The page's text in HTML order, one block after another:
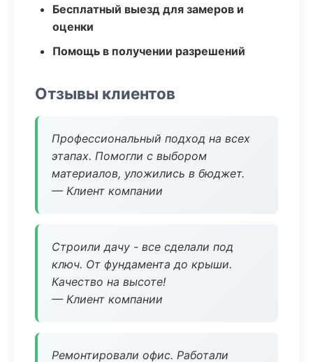
Бесплатный выезд для замеров и
оценки
Помощь в получении разрешений
Отзывы клиентов
Профессиональный подход на всех
этапах. Помогли с выбором
материалов, уложились в бюджет.
— Клиент компании
Строили дачу - все сделали под
ключ. От фундамента до крыши.
Качество на высоте!
— Клиент компании
Ремонтировали офис. Работали